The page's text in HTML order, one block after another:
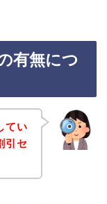
有無につ
てい
引セ